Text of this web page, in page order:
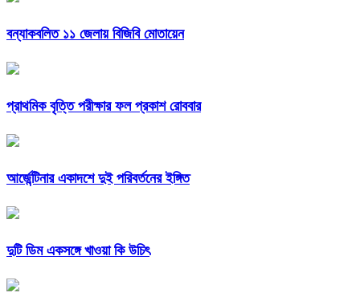
বন্যাকবলিত ১১ জেলায় বিজিবি মোতায়েন
প্রাথমিক বৃত্তি পরীক্ষার ফল প্রকাশ রোববার
আর্জেন্টিনার একাদশে দুই পরিবর্তনের ইঙ্গিত
দুটি ডিম একসঙ্গে খাওয়া কি উচিৎ